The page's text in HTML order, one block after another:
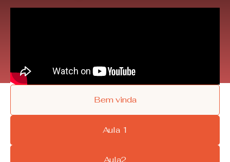
Bem vinda
Aula 1
Aula2